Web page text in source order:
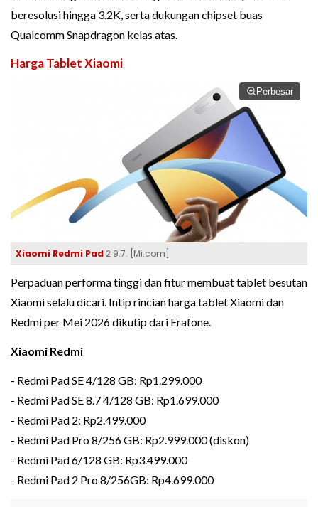
beresolusi hingga 3.2K, serta dukungan chipset buas
Qualcomm Snapdragon kelas atas.
Harga Tablet Xiaomi
Perbesar
Xiaomi Redmi Pad 2 9.7. [Mi.com]
Perpaduan performa tinggi dan fitur membuat tablet besutan
Xiaomi selalu dicari. Intip rincian harga tablet Xiaomi dan
Redmi per Mei 2026 dikutip dari Erafone.
Xiaomi Redmi
- Redmi Pad SE 4/128 GB: Rp1.299.000
- Redmi Pad SE 8.7 4/128 GB: Rp1.699.000
- Redmi Pad 2: Rp2.499.000
- Redmi Pad Pro 8/256 GB: Rp2.999.000 (diskon)
- Redmi Pad 6/128 GB: Rp3.499.000
- Redmi Pad 2 Pro 8/256GB: Rp4.699.000